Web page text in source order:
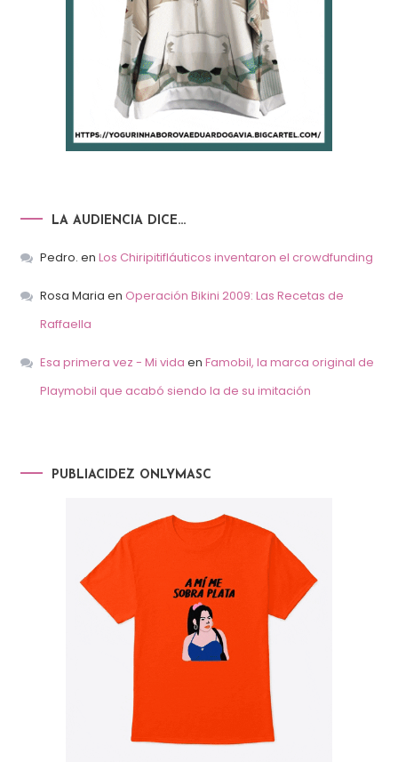
LA AUDIENCIA DICE…
Pedro. en Los Chiripitifláuticos inventaron el crowdfunding
Rosa Maria en Operación Bikini 2009: Las Recetas de
Raffaella
Esa primera vez - Mi vida en Famobil, la marca original de
Playmobil que acabó siendo la de su imitación
PUBLIACIDEZ ONLYMASC